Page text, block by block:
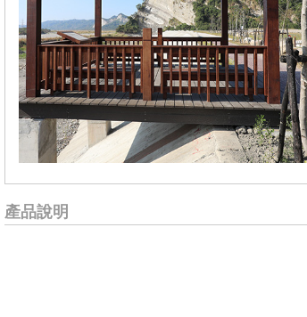
產品說明